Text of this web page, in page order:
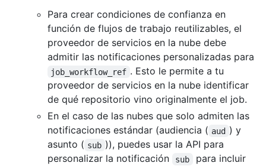
Para crear condiciones de confianza en
función de flujos de trabajo reutilizables, el
proveedor de servicios en la nube debe
admitir las notificaciones personalizadas para
job_workflow_ref . Esto le permite a tu
proveedor de servicios en la nube identificar
de qué repositorio vino originalmente el job.
En el caso de las nubes que solo admiten las
notificaciones estándar (audiencia ( aud ) y
asunto ( sub )), puedes usar la API para
personalizar la notificación
sub para incluir